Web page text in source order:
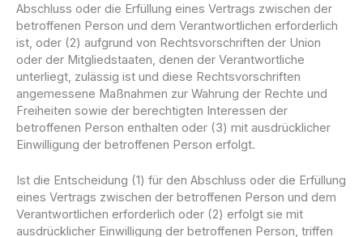
Abschluss oder die Erfüllung eines Vertrags zwischen der
betroffenen Person und dem Verantwortlichen erforderlich
ist, oder (2) aufgrund von Rechtsvorschriften der Union
oder der Mitgliedstaaten, denen der Verantwortliche
unterliegt, zulässig ist und diese Rechtsvorschriften
angemessene Maßnahmen zur Wahrung der Rechte und
Freiheiten sowie der berechtigten Interessen der
betroffenen Person enthalten oder (3) mit ausdrücklicher
Einwilligung der betroffenen Person erfolgt.
Ist die Entscheidung (1) für den Abschluss oder die Erfüllung
eines Vertrags zwischen der betroffenen Person und dem
Verantwortlichen erforderlich oder (2) erfolgt sie mit
ausdrücklicher Einwilligung der betroffenen Person, triffen